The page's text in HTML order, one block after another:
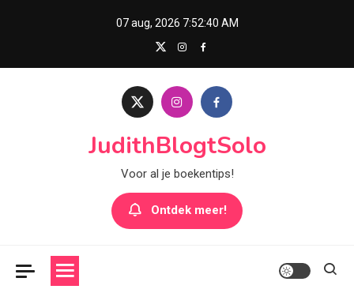
07 aug, 2026 7:52:42 AM
JudithBlogtSolo
Voor al je boekentips!
Ontdek meer!